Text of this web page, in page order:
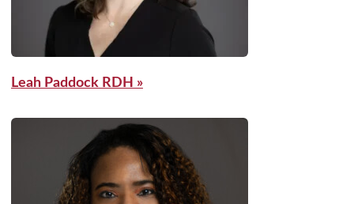
Leah Paddock RDH »